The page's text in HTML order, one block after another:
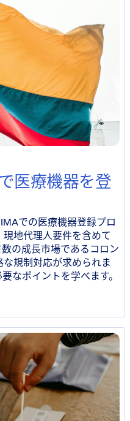
医療機器を登
での医療機器登録プロ
地代理人要件を含めて
の成長市場であるコロン
規制対応が求められま
なポイントを学べます。